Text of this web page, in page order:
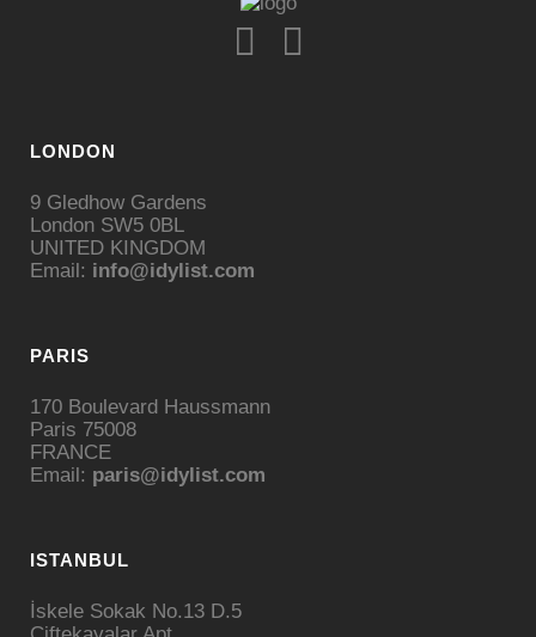
LONDON
9 Gledhow Gardens
London SW5 0BL
UNITED KINGDOM
Email: info@idylist.com
PARIS
170 Boulevard Haussmann
Paris 75008
FRANCE
Email: paris@idylist.com
ISTANBUL
İskele Sokak No.13 D.5